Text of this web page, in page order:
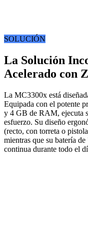
SOLUCIÓN
La Solución
Acelerado con
La MC3300x está
Equipada con el potente
y 4 GB de RAM, ejecuta
esfuerzo. Su diseño
(recto, con torreta o
mientras que su batería
continua durante todo el